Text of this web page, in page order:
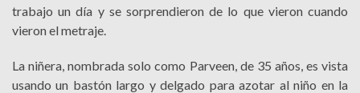
trabajo un día y se sorprendieron de lo que vieron cuando
vieron el metraje.
La niñera, nombrada solo como Parveen, de 35 años, es vista
usando un bastón largo y delgado para azotar al niño en la